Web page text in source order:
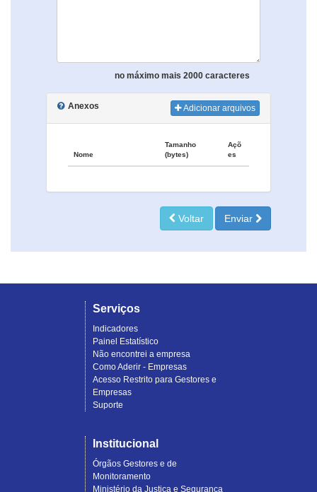
no máximo mais 2000 caracteres
Anexos Adicionar arquivos
Nome
Tamanho
(bytes)
Açõ
es
Voltar Enviar
Serviços
Indicadores
Painel Estatístico
Não encontrei a empresa
Como Aderir - Empresas
Acesso Restrito para Gestores e
Empresas
Suporte
Institucional
Órgãos Gestores e de
Monitoramento
Ministério da Justiça e Segurança